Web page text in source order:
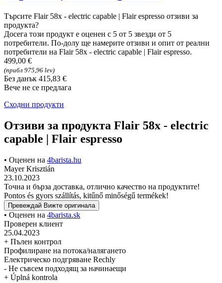
Търсите Flair 58x - electric capable | Flair espresso отзиви за
продукта?
Досега този продукт е оценен с 5 от 5 звезди от 5
потребители. По-долу ще намерите отзиви и опит от реални
потребители на Flair 58x - electric capable | Flair espresso.
499,00 €
(прибл 975,96 lev)
Без данък 415,83 €
Вече не се предлага
Сходни продукти
Отзиви за продукта Flair 58x - electric
capable | Flair espresso
• Оценен на 4barista.hu
Mayer Krisztián
23.10.2023
Точна и бърза доставка, отлично качество на продуктите!
Pontos és gyors szállítás, kitűnő minőségű termékek!
Превеждай Вижте оригинала
• Оценен на 4barista.sk
Проверен клиент
25.04.2023
+ Пълен контрол
Профилиране на потока/налягането
Електрическо подгряване Rechly
- Не съвсем подходящ за начинаещи
+ Úplná kontrola